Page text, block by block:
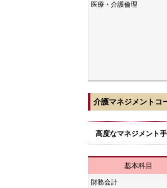
医療・介護倫理
介護マネジメントコ
高度なマネジメント
基本科目
財務会計